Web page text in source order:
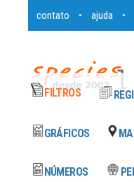
contato • ajuda •